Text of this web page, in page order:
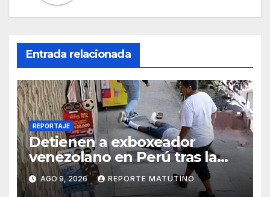
Entrada relacionada
REPORTAJE
Detienen a exboxeador
venezolano en Perú tras la
muerte de mototaxista
durante una riña
AGO 9, 2026 REPORTE MATUTINO